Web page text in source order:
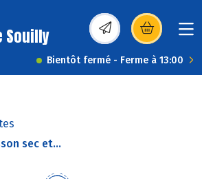
Souilly (s’ouvre dans une
Bientôt fermé - Ferme à 13:00
sec et...